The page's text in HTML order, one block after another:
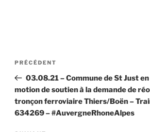
Navigation
l’article
Article
précédent
PRÉCÉDENT
03.08.21 – Commune de St Just
motion de soutien à la demande de
tronçon ferroviaire Thiers/Boën –
634269 – #AuvergneRhoneAlpes